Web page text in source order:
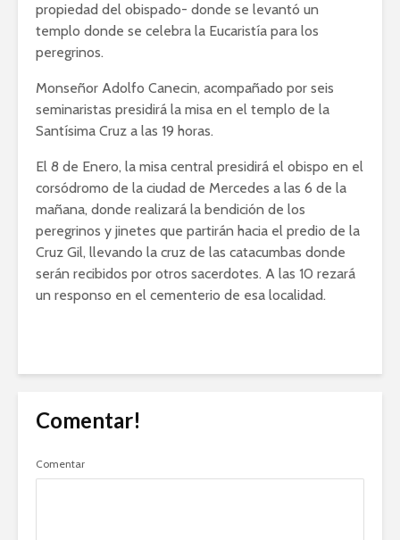
propiedad del obispado- donde se levantó un
templo donde se celebra la Eucaristía para los
peregrinos.
Monseñor Adolfo Canecin, acompañado por seis
seminaristas presidirá la misa en el templo de la
Santísima Cruz a las 19 horas.
El 8 de Enero, la misa central presidirá el obispo en el
corsódromo de la ciudad de Mercedes a las 6 de la
mañana, donde realizará la bendición de los
peregrinos y jinetes que partirán hacia el predio de la
Cruz Gil, llevando la cruz de las catacumbas donde
serán recibidos por otros sacerdotes. A las 10 rezará
un responso en el cementerio de esa localidad.
Comentar!
Comentar